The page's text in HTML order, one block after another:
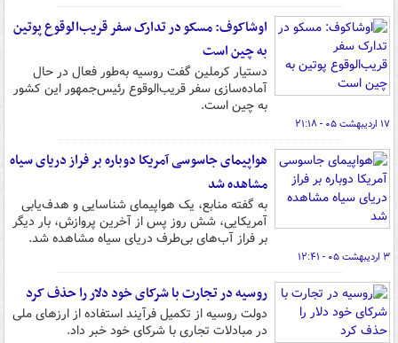
اوشاکوف: مسکو در تدارک سفر قریب‌الوقوع پوتین
به چین است
دستیار کرملین گفت روسیه به‌طور فعال در حال
آماده‌سازی سفر قریب‌الوقوع رئیس‌جمهور این کشور
به چین است.
۱۷ اردیبهشت ۰۵ - ۲۱:۱۸
هواپیمای جاسوسی آمریکا دوباره بر فراز دریای سیاه
مشاهده شد
به گفته منابع، یک هواپیمای شناسایی و هدف‌یابی
آمریکایی، شش روز پس از آخرین پروازش، بار دیگر
بر فراز آب‌های بی‌طرف دریای سیاه مشاهده شد.
۳ اردیبهشت ۰۵ - ۱۲:۴۱
روسیه در تجارت با شرکای خود دلار را حذف کرد
دولت روسیه از تکمیل فرآیند استفاده از ارزهای ملی
در مبادلات تجاری با شرکای خود خبر داد.